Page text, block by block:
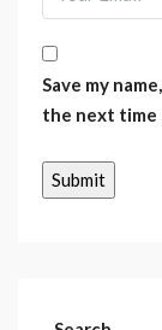
Save my
the next time